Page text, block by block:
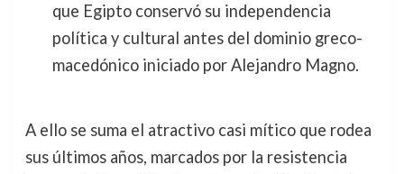
que Egipto conservó su independencia
política y cultural antes del dominio greco-
macedónico iniciado por Alejandro Magno.
A ello se suma el atractivo casi mítico que rodea
sus últimos años, marcados por la resistencia